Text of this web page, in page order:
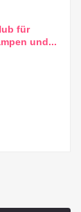
für
und...